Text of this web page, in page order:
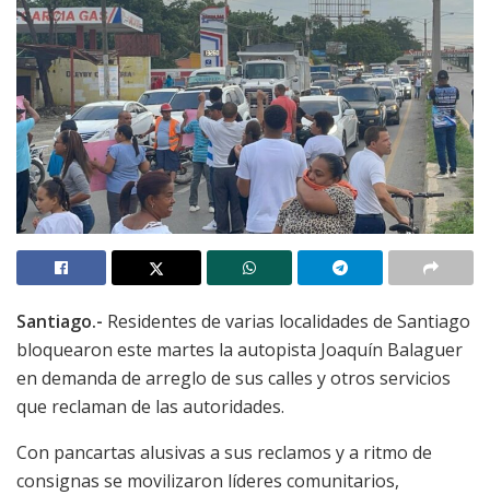
Santiago.- Residentes de varias localidades de Santiago
bloquearon este martes la autopista Joaquín Balaguer
en demanda de arreglo de sus calles y otros servicios
que reclaman de las autoridades.
Con pancartas alusivas a sus reclamos y a ritmo de
consignas se movilizaron líderes comunitarios,